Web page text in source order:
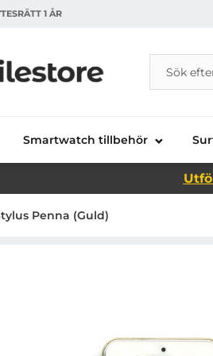
1 ÅR
för Danira Telecom AB
Sök
Sök på
Smartwatch tillbehör
Penna (Guld)